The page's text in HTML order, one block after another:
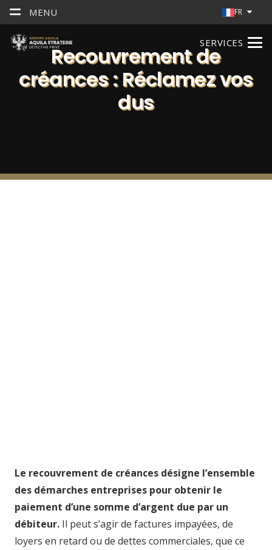
MENU FR
SERVICES
Recouvrement de
créances : Réclamez vos
dus
Le recouvrement de créances désigne l’ensemble
des démarches entreprises pour obtenir le
paiement d’une somme d’argent due par un
débiteur. Il peut s’agir de factures impayées, de
loyers en retard ou de dettes commerciales, que ce